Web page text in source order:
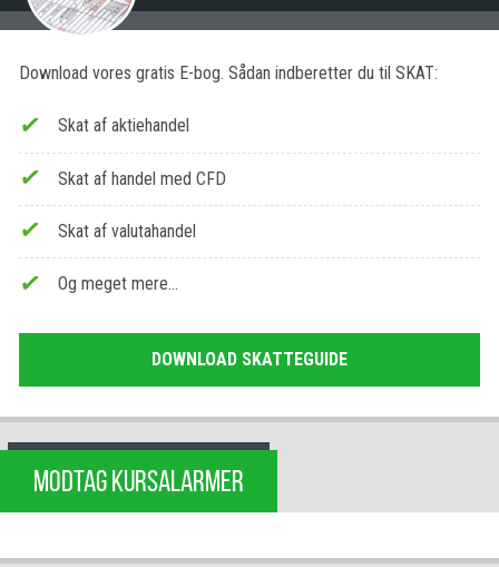
Download vores gratis E-bog. Sådan indberetter du til SKAT:
Skat af aktiehandel
Skat af handel med CFD
Skat af valutahandel
Og meget mere…
DOWNLOAD SKATTEGUIDE
MODTAG KURSALARMER